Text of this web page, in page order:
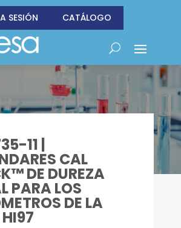
SESIÓN CATÁLOGO
11 |
CAL
DE DUREZA
PARA LOS
DE LA
HI97